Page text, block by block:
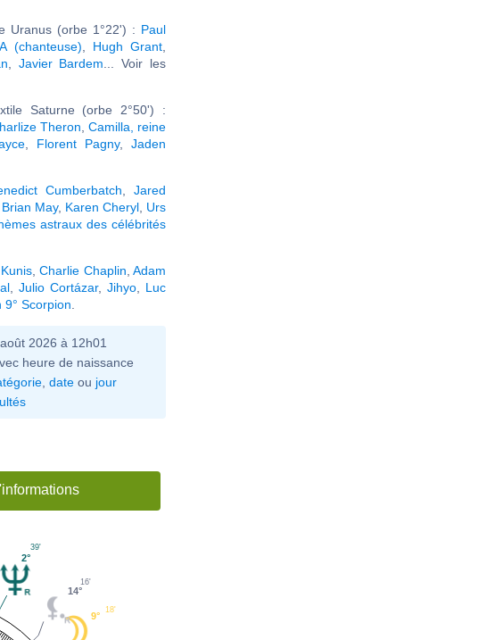
Uranus (orbe 1°22') : Paul
(chanteuse) Hugh Grant
Javier Bardem ... Voir les
Saturne (orbe 2°50') :
Theron Camilla, reine
, Florent Pagny, Jaden
Cumberbatch ,Jared
Brian May, Karen Cheryl Urs
astraux des célébrités
,Charlie Chaplin ,Adam
Julio Cortázar, Jihyo
Luc
Scorpion
2026 à 12h01
heure de naissance
date ou jour
9°
18'
14°
16'
2°
39'